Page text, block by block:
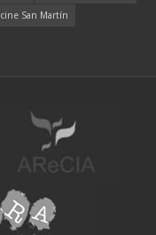
cine San Martín